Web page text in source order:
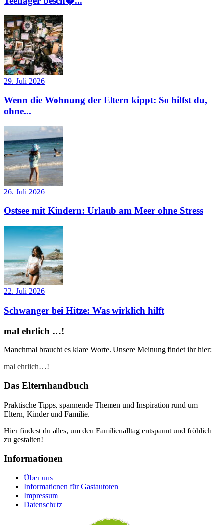
29. Juli 2026
Wenn die Wohnung der Eltern kippt: So hilfst du,
ohne...
26. Juli 2026
Ostsee mit Kindern: Urlaub am Meer ohne Stress
22. Juli 2026
Schwanger bei Hitze: Was wirklich hilft
mal ehrlich …!
Manchmal braucht es klare Worte. Unsere Meinung findet ihr hier:
mal ehrlich…!
Das Elternhandbuch
Praktische Tipps, spannende Themen und Inspiration rund um
Eltern, Kinder und Familie.
Hier findest du alles, um den Familienalltag entspannt und fröhlich
zu gestalten!
Informationen
Über uns
Informationen für Gastautoren
Impressum
Datenschutz